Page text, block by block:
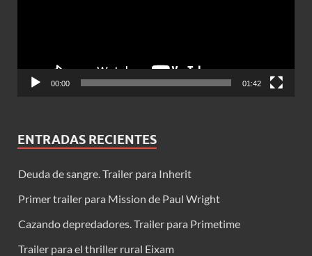
00:00 01:42
ENTRADAS RECIENTES
Deuda de sangre. Trailer para Inherit
Primer trailer para Mission de Paul Wright
Cazando depredadores. Trailer para Primetime
Trailer para el thriller rural Eixam